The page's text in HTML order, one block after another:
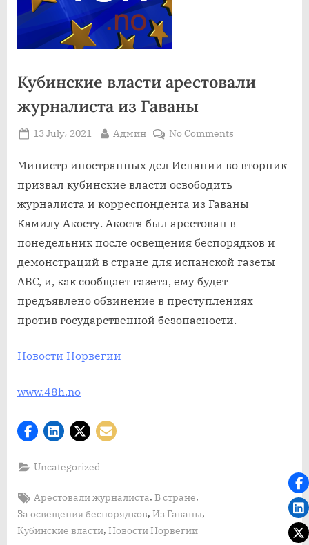
Кубинские власти арестовали
журналиста из Гаваны
Posted
13 July، 2021 By
Админ No Commentson
власти
из
Гаваны
Министр иностранных дел Испании во вторник
призвал кубинские власти освободить
журналиста и корреспондента из Гаваны
Камилу Акосту. Акоста был арестован в
понедельник после освещения беспорядков и
демонстраций в стране для испанской газеты
ABC, и, как сообщает газета, ему будет
предъявлено обвинение в преступлениях
против государственной безопасности.
Новости Норвегии
www.48h.no
Uncategorized
Tags:
Арестовали журналиста,В стране,
За освещения беспорядков, Из Гаваны,
Кубинские власти, Новости Норвегии